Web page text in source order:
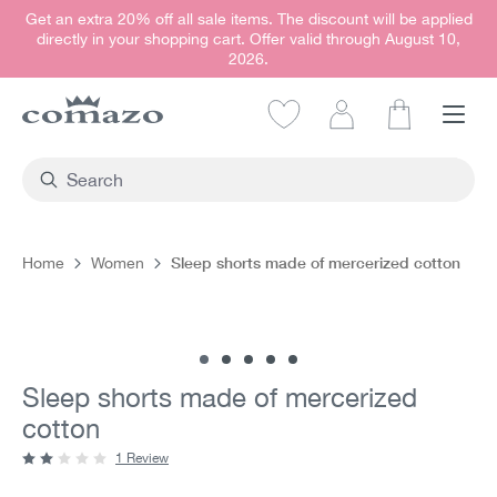
content
Get an extra 20% off all sale items. The discount will be applied
directly in your shopping cart. Offer valid through August 10,
2026.
Home Women Sleep shorts made of mercerized cotton
Sleep shorts made of mercerized
cotton
1 Review